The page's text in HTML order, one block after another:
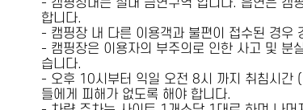
- 캠핑장내는 절대 금연구역 입니다. 흡연은 캠
합니다.
- 캠핑장 내 다른 이용객과 불편이 접수된 경우
- 캠핑장은 이용자의 부주의로 인한 사고 및 분
습니다.
- 오후 10시부터 익일 오전 8시 까지 취침시간
들에게 피해가 없도록 해야 합니다.